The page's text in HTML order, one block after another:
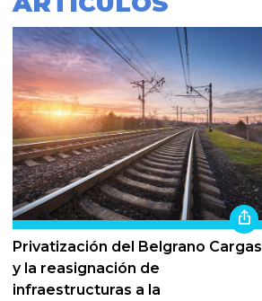
Privatización del Belgrano Cargas
y la reasignación de
infraestructuras a la